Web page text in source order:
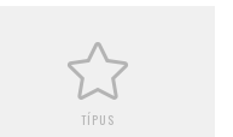
TÍPUS